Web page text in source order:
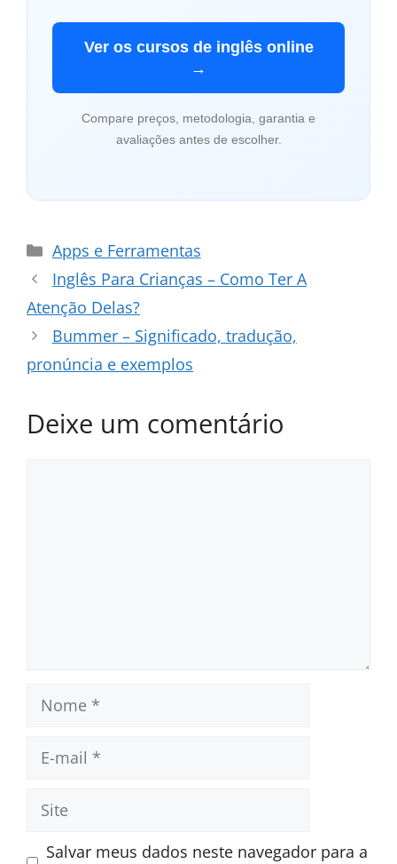
Ver os cursos de inglês online
→
Compare preços, metodologia, garantia e
avaliações antes de escolher.
Categorias
Apps e Ferramentas
Inglês Para Crianças – Como Ter A
Atenção Delas?
Bummer – Significado, tradução,
pronúncia e exemplos
Deixe um comentário
mail
Site
Salvar meus dados neste navegador para a